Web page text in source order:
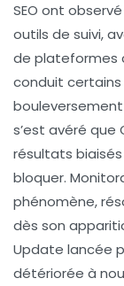
SEO ont
outils de suivi,
de plateformes
conduit certains
bouleversement
s’est avéré
résultats
bloquer.
phénomène,
dès son
Update lancée
détériorée à